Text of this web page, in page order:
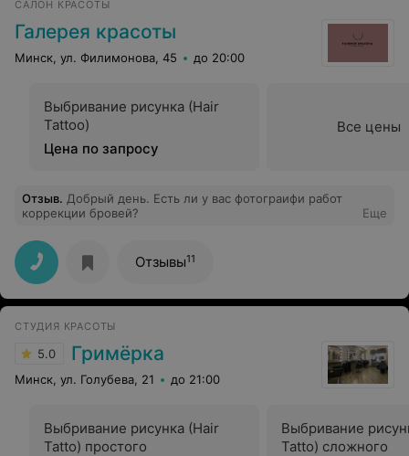
САЛОН КРАСОТЫ
Галерея красоты
Минск, ул. Филимонова, 45 до 20:00
Выбривание рисунка (Hair
Tattoo)
Цена по запросу
Все цены
Отзыв. Добрый день. Есть ли у вас фотограифи работ
коррекции бровей?
Еще
Отзывы11
СТУДИЯ КРАСОТЫ
5.0 Гримёрка
Минск, ул. Голубева, 21 до 21:00
Выбривание рисунка (Hair
Tatto) простого
Выбривание
Tatto) сложного